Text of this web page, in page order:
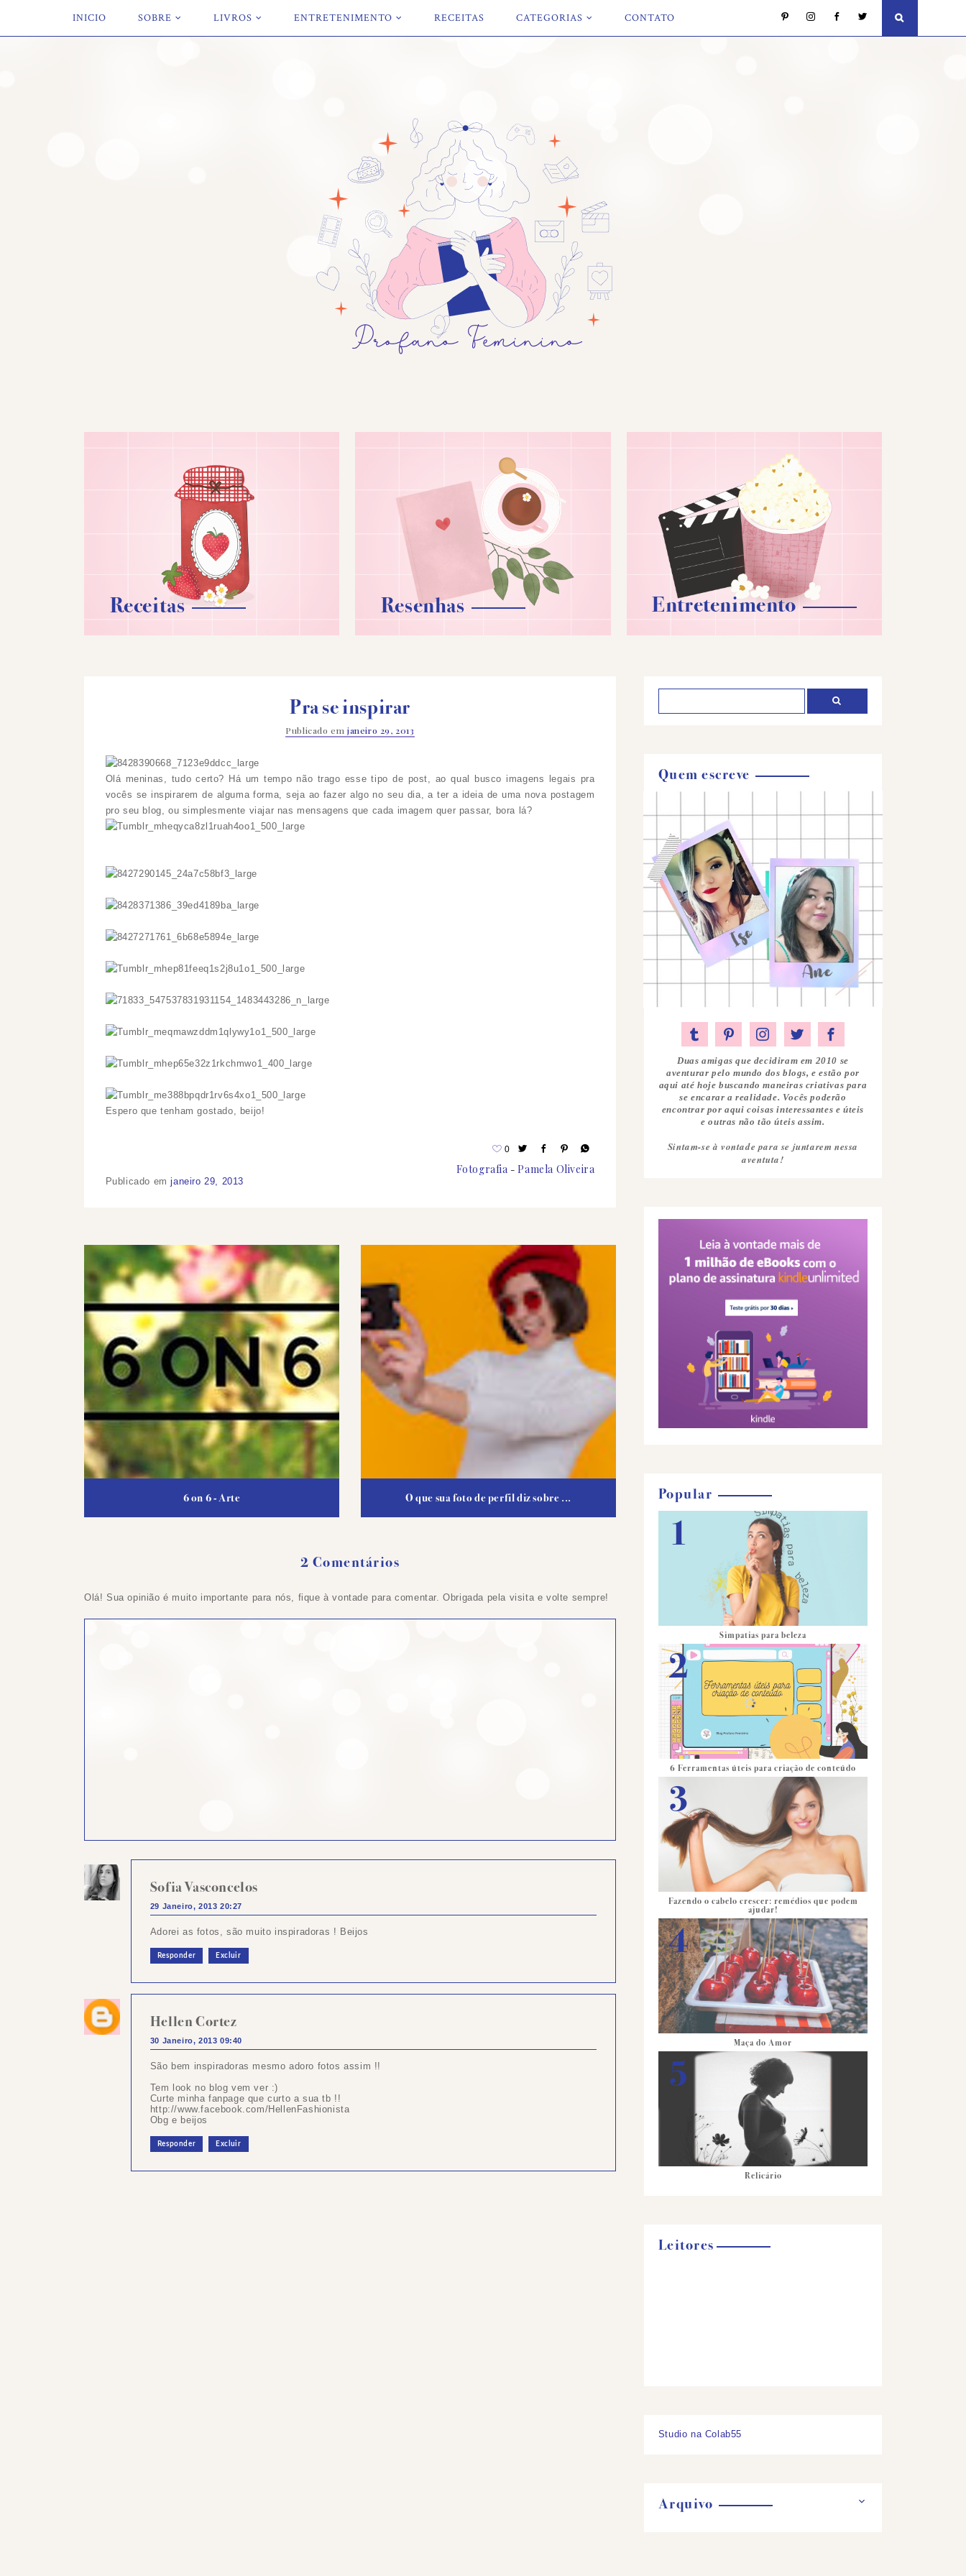
INICIO SOBRE LIVROS ENTRETENIMENTO RECEITAS CATEGORIAS CONTATO
Receitas Resenhas Entretenimento
Pra se inspirar
Publicado emjaneiro 29, 2013
Olá meninas, tudo certo? Há um tempo não trago esse tipo de post, ao qual busco imagens legais pra
vocês se inspirarem de alguma forma, seja ao fazer algo no seu dia, a ter a ideia de uma nova postagem
pro seu blog, ou simplesmente viajar nas mensagens que cada imagem quer passar, bora lá?
Espero que tenham gostado, beijo!
0
Fotografia Pamela Oliveira
Publicado emjaneiro 29, 2013
6 on 6 - Arte O que sua foto de perfil diz sobre ...
2 Comentários
Olá! Sua opinião é muito importante para nós, fique à vontade para comentar. Obrigada pela visita e volte sempre!
Sofia Vasconcelos
29 Janeiro, 2013 20:27
Adorei as fotos, são muito inspiradoras ! Beijos
Responder Excluir
Hellen Cortez
30 Janeiro, 2013 09:40
São bem inspiradoras mesmo adoro fotos assim !!
Tem look no blog vem ver :)
Curte minha fanpage que curto a sua tb !!
http://www.facebook.com/HellenFashionista
Obg e beijos
Responder Excluir
Quem escreve
Duas amigas que decidiram em 2010 se
aventurar pelo mundo dos blogs, e estão por
aqui até hoje buscando maneiras criativas para
se encarar a realidade. Vocês poderão
encontrar por aqui coisas interessantes e úteis
e outras não tão úteis assim.
Sintam-se à vontade para se juntarem nessa
aventuta!
Popular
Simpatias para beleza
6 Ferramentas úteis para criação de conteúdo
Fazendo o cabelo crescer: remédios que podem
ajudar!
Maça do Amor
Relicário
Leitores
Studio na Colab55
Arquivo